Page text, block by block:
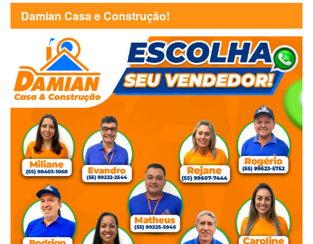
Damian Casa e Construção!